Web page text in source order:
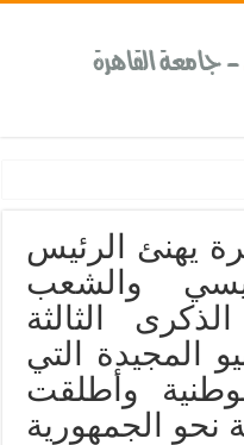
يهنئ الرئيس
والشعب
الثالثة
30 يونيو المجيدة التي
وأطلقت
نحو الجمهورية